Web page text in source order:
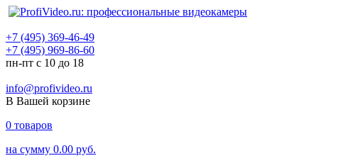
+7 (495) 369-46-49
+7 (495) 969-86-60
пн-пт с 10 до 18
info@profivideo.ru
В Вашей корзине
0 товаров
на сумму 0.00 руб.